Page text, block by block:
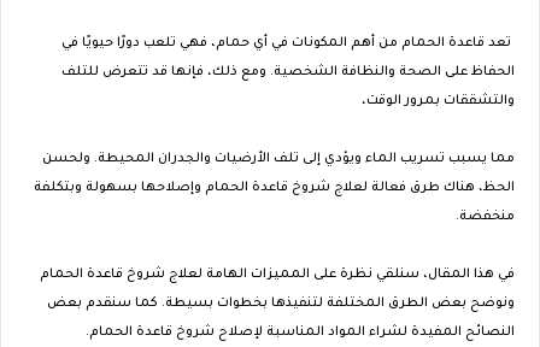
تعد قاعدة الحمام من أهم المكونات في أي حمام، فهي تلعب دورًا حيويًا في
الحفاظ على الصحة والنظافة الشخصية. ومع ذلك، فإنها قد تتعرض للتلف
والتشققات بمرور الوقت،
مما يسبب تسريب الماء ويؤدي إلى تلف الأرضيات والجدران المحيطة. ولحسن
الحظ، هناك طرق فعالة لعلاج شروخ قاعدة الحمام وإصلاحها بسهولة وبتكلفة
منخفضة.
في هذا المقال، سنلقي نظرة على المميزات الهامة لعلاج شروخ قاعدة الحمام
ونوضح بعض الطرق المختلفة لتنفيذها بخطوات بسيطة. كما سنقدم بعض
النصائح المفيدة لشراء المواد المناسبة لإصلاح شروخ قاعدة الحمام.